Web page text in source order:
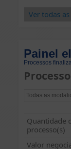
Ver todas
Painel
Processos
Todas as
Quantidade
processo(s)
Valor